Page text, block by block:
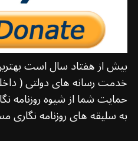
بیش از هفتاد سال است بهترین
خدمت رسانه های دولتی (
حمایت شما از شیوه روزنامه
به سلیقه های روزنامه نگاری